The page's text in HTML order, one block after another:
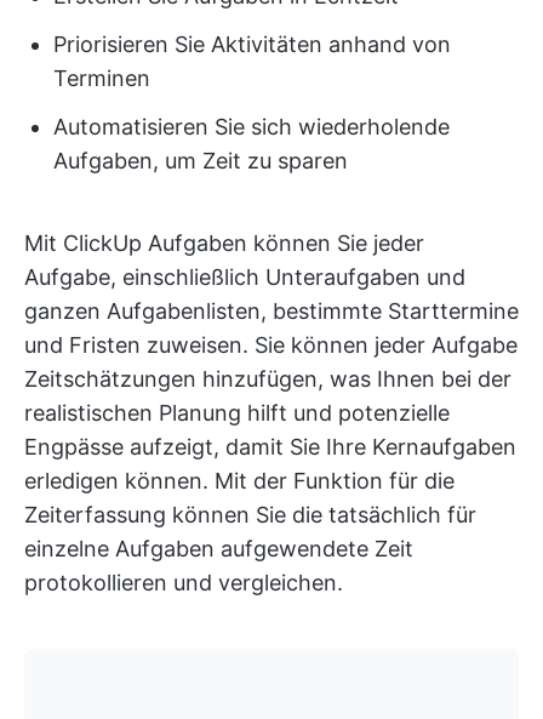
Priorisieren Sie Aktivitäten anhand von
Terminen
Automatisieren Sie sich wiederholende
Aufgaben, um Zeit zu sparen
Mit ClickUp Aufgaben können Sie jeder
Aufgabe, einschließlich Unteraufgaben und
ganzen Aufgabenlisten, bestimmte Starttermine
und Fristen zuweisen. Sie können jeder Aufgabe
Zeitschätzungen hinzufügen, was Ihnen bei der
realistischen Planung hilft und potenzielle
Engpässe aufzeigt, damit Sie Ihre Kernaufgaben
erledigen können. Mit der Funktion für die
Zeiterfassung können Sie die tatsächlich für
einzelne Aufgaben aufgewendete Zeit
protokollieren und vergleichen.